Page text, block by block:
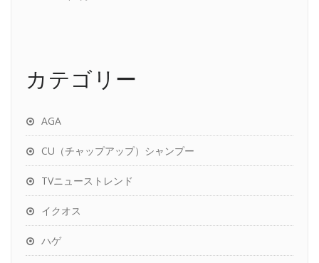
カテゴリー
AGA
CU（チャップアップ）シャンプー
TVニューストレンド
イクオス
ハゲ